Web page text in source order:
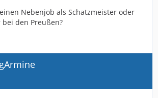
Nebenjob als Schatzmeister oder
den Preußen?